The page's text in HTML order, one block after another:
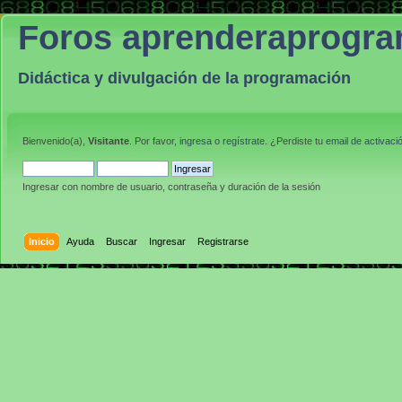
Foros
Didáctica y divulgación de la programación
Bienvenido(a), Visitante . Por favor, ingresa o regístrate . ¿Perdiste tu email de
Ingresar con nombre de usuario, contraseña y duración de la sesión
Inicio Ayuda Buscar Ingresar Registrarse